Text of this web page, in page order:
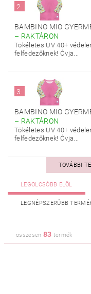
2.
BAMBINO MIO
– RAKTÁRON
Tökéletes UV 40+
felfedezőknek! Óvja...
3.
BAMBINO MIO
– RAKTÁRON
Tökéletes UV 40+
felfedezőknek! Óvja...
TOVÁBBI
LEGOLCSÓBB ELÖL
LEGNÉPSZERŰBB
összesen 83 termék